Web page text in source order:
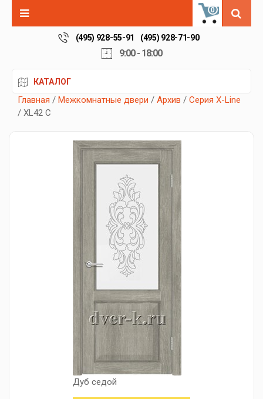
0
(495) 928-55-91 (495) 928-71-90
9:00 - 18:00
КАТАЛОГ
Главная / Межкомнатные двери / Архив / Серия X-Line
/ XL42 C
Дуб седой